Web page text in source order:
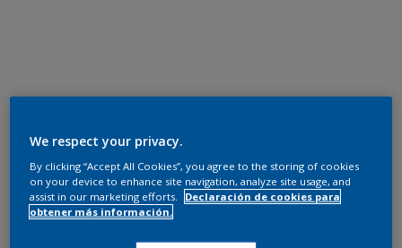
We respect your privacy.
By clicking “Accept All Cookies”, you agree to the storing of cookies
on your device to enhance site navigation, analyze site usage, and
assist in our marketing efforts.
Declaración de cookies para
obtener más información.